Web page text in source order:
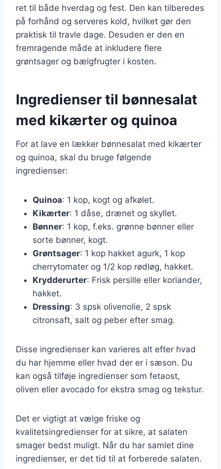
ret til både hverdag og fest. Den kan tilberedes
på forhånd og serveres kold, hvilket gør den
praktisk til travle dage. Desuden er den en
fremragende måde at inkludere flere
grøntsager og bælgfrugter i kosten.
Ingredienser til bønnesalat
med kikærter og quinoa
For at lave en lækker bønnesalat med kikærter
og quinoa, skal du bruge følgende
ingredienser:
Quinoa: 1 kop, kogt og afkølet.
Kikærter: 1 dåse, drænet og skyllet.
Bønner: 1 kop, f.eks. grønne bønner eller
sorte bønner, kogt.
Grøntsager: 1 kop hakket agurk, 1 kop
cherrytomater og 1/2 kop rødløg, hakket.
Krydderurter: Frisk persille eller koriander,
hakket.
Dressing: 3 spsk olivenolie, 2 spsk
citronsaft, salt og peber efter smag.
Disse ingredienser kan varieres alt efter hvad
du har hjemme eller hvad der er i sæson. Du
kan også tilføje ingredienser som fetaost,
oliven eller avocado for ekstra smag og tekstur.
Det er vigtigt at vælge friske og
kvalitetsingredienser for at sikre, at salaten
smager bedst muligt. Når du har samlet dine
ingredienser, er det tid til at forberede salaten.